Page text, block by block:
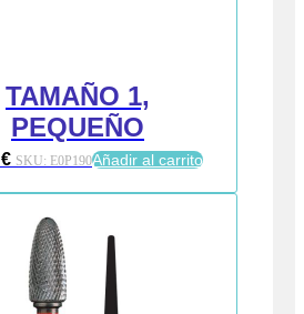
TAMAÑO 1,
PEQUEÑO
€ SKU: E0P190Añadir al carrito